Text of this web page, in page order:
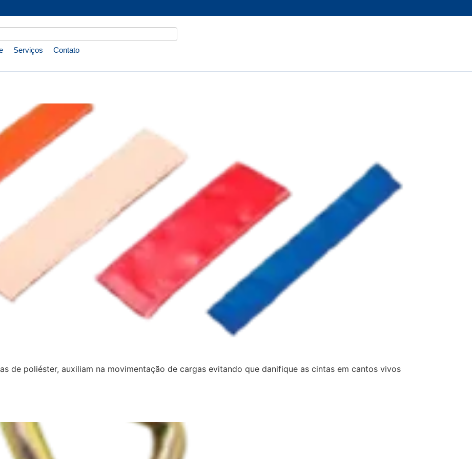
Serviços Contato
de poliéster, auxiliam na movimentação de cargas evitando que danifique as cintas em cantos vivos